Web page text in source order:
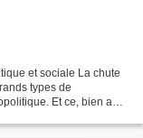
et sociale La chute
types de
Et ce, bien au-